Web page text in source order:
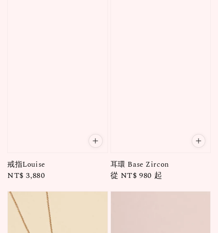
戒指Louise
Regular
NT$ 3,880
耳環 Base Zircon
Regular
從 NT$ 980 起